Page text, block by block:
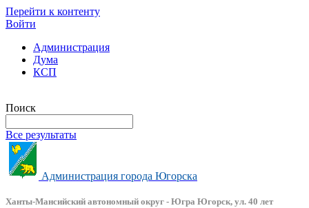
Перейти к контенту
Войти
Администрация
Дума
КСП
Поиск
Все результаты
Администрация города Югорска
Ханты-Мансийский автономный округ - Югра Югорск, ул. 40 лет